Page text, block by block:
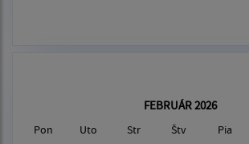
FEBRUÁR 2026
Pon Uto Str Štv Pia